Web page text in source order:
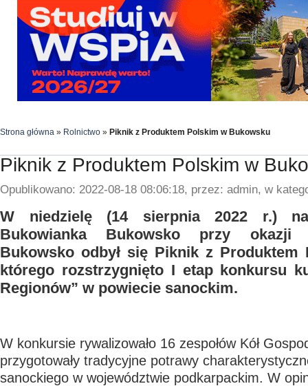
Strona główna » Rolnictwo » Piknik z Produktem Polskim w Bukowsku
Piknik z Produktem Polskim w
Opublikowano: 2022-08-18 08:06:18, przez: admin, w
W niedzielę (14 sierpnia 2022 r.)
Bukowianka Bukowsko przy okazji
Bukowsko odbył się Piknik z Produktem
którego rozstrzygnięto I etap konkursu
Regionów” w powiecie sanockim.
W konkursie rywalizowało 16 zespołów Kół
przygotowały tradycyjne potrawy
sanockiego w województwie podkarpackim. W